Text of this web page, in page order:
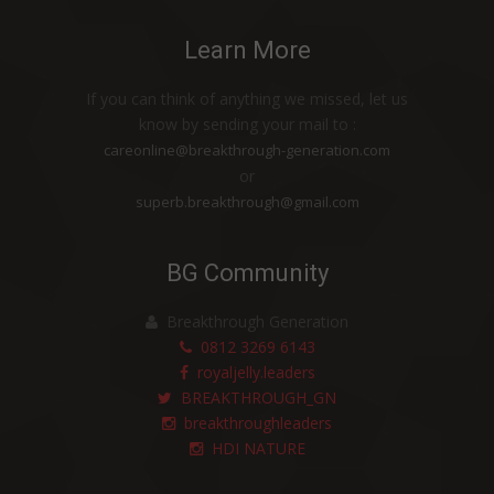
SAYA TETAP SEHAT
PRODUK HDI MEMBANTU KESUBURAN
BERSIH, HARUM DAN NYAMAN
DAN SAKIT TENGGOROKAN
PERLEBAHAN
Terlepas dari Preeklamsia Ketika Hamil
dengan Bantuan Produk Alami HDI
Nafsu Makan Membaik dan Berat Badan
Learn More
careonline@breakthrough-generation.com
superb.breakthrough@gmail.com
BG Community
0812 3269 6143
royaljelly.leaders
BREAKTHROUGH_GN
breakthroughleaders
HDI NATURE